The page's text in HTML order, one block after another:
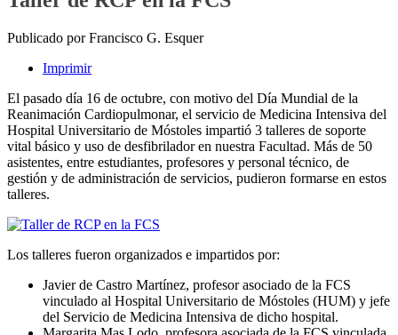
Publicado por Francisco G. Esquer
Imprimir
El pasado día 16 de octubre, con motivo del Día Mundial de la
Reanimación Cardiopulmonar, el servicio de Medicina Intensiva del
Hospital Universitario de Móstoles impartió 3 talleres de soporte
vital básico y uso de desfibrilador en nuestra Facultad. Más de 50
asistentes, entre estudiantes, profesores y personal técnico, de
gestión y de administración de servicios, pudieron formarse en estos
talleres.
Los talleres fueron organizados e impartidos por:
Javier de Castro Martínez, profesor asociado de la FCS
vinculado al Hospital Universitario de Móstoles (HUM) y jefe
del Servicio de Medicina Intensiva de dicho hospital.